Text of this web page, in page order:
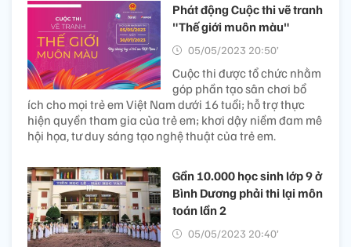
Phát động Cuộc thi vẽ tranh
"Thế giới muôn màu"
05/05/2023 20:50’
Cuộc thi được tổ chức nhằm
góp phần tạo sân chơi bổ
ích cho mọi trẻ em Việt Nam dưới 16 tuổi; hỗ trợ thực
hiện quyền tham gia của trẻ em; khơi dậy niềm đam mê
hội họa, tư duy sáng tạo nghệ thuật của trẻ em.
Gần 10.000 học sinh lớp 9 ở
Bình Dương phải thi lại môn
toán lần 2
05/05/2023 20:40’